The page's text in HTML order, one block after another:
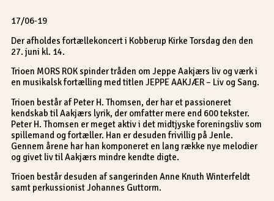
17/06-19
Der afholdes fortællekoncert i Kobberup Kirke Torsdag den den
27. juni kl. 14.
Trioen MORS ROK spinder tråden om Jeppe Aakjærs liv og værk i
en musikalsk fortælling med titlen JEPPE AAKJÆR – Liv og Sang.
Trioen består af Peter H. Thomsen, der har et passioneret
kendskab til Aakjærs lyrik, der omfatter mere end 600 tekster.
Peter H. Thomsen er meget aktiv i det midtjyske foreningsliv som
spillemand og fortæller. Han er desuden frivillig på Jenle.
Gennem årene har han komponeret en lang række nye melodier
og givet liv til Aakjærs mindre kendte digte.
Trioen består desuden af sangerinden Anne Knuth Winterfeldt
samt perkussionist Johannes Guttorm.